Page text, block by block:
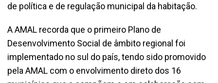
de política e de regulação municipal da habitação.
A AMAL recorda que o primeiro Plano de
Desenvolvimento Social de âmbito regional foi
implementado no sul do país, tendo sido promovido
pela AMAL com o envolvimento direto dos 16